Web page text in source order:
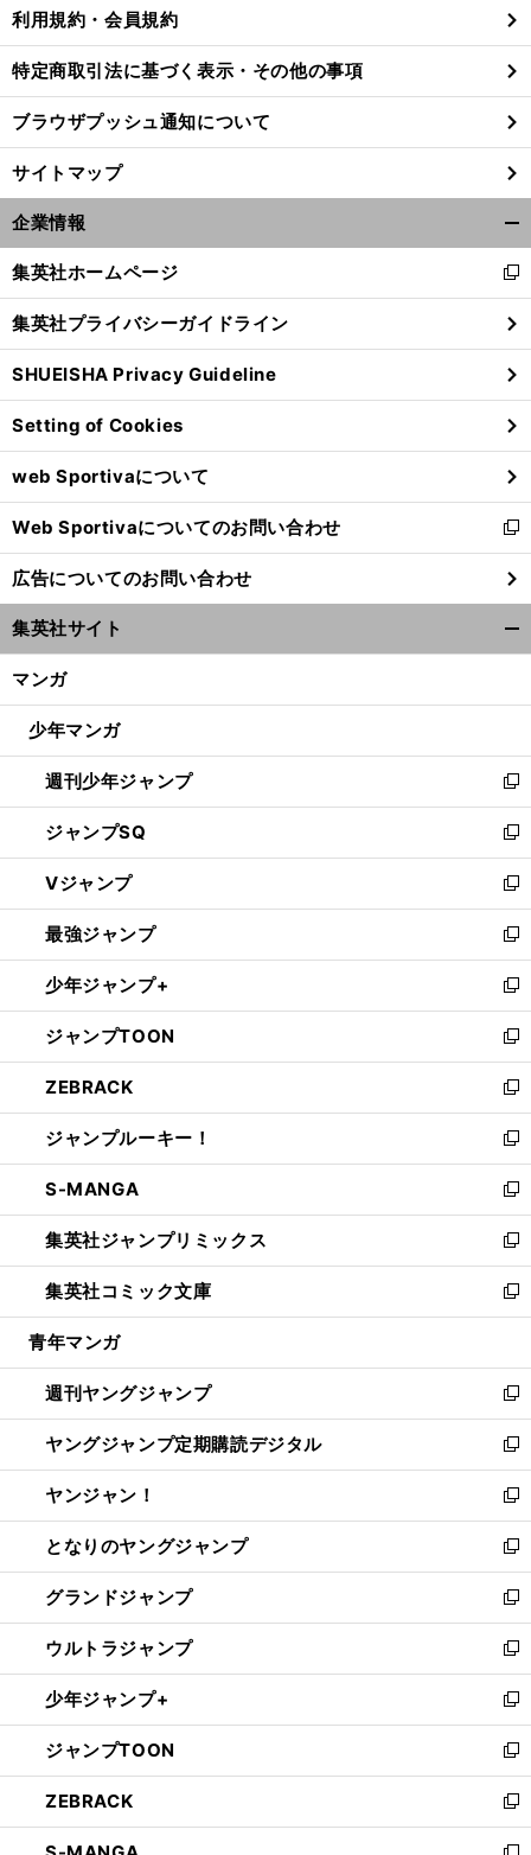
】
・ 1 5
、
へ
利用規約・会員規約
特定商取引法に基づく表示・その他の事項
ブラウザプッシュ通知について
サイトマップ
企業情報
閉
る
集英社ホームページ
新
し
い
ウ
ィ
ン
ド
ウ
で
開
く
集英社プライバシーガイドライン
SHUEISHA Privacy Guideline
Setting of Cookies
web Sportivaについて
Web Sportivaについてのお問い合わせ
新
し
い
ウ
ィ
ン
ウ
開
く
広告についてのお問い合わせ
集英社サイト
マンガ
少年マンガ
週刊少年ジャンプ
新
し
い
ウ
ィ
ン
ド
ウ
で
開
く
ジャンプSQ
新
し
い
ウ
ィ
ン
ド
ウ
で
開
く
Vジャンプ
新
し
い
ウ
ィ
ン
ド
ウ
で
開
く
最強ジャンプ
新
し
い
ウ
ィ
ン
ド
ウ
で
開
く
少年ジャンプ+
新
し
い
ウ
ィ
ン
ド
ウ
で
開
く
ジャンプTOON
新
し
い
ウ
ィ
ン
ド
ウ
で
開
く
ZEBRACK
新
し
い
ウ
ィ
ン
ド
ウ
で
開
ジャンプルーキー！
新
し
い
ウ
ィ
ン
ド
ウ
開
く
S-MANGA
新
し
い
ウ
ィ
ン
ウ
で
開
く
集英社ジャンプリミックス
新
し
い
ウ
ン
ド
ウ
で
開
く
集英社コミック文庫
新
し
ウ
ィ
ン
ド
ウ
で
開
く
青年マンガ
週刊ヤングジャンプ
新
し
い
ウ
ィ
ン
ド
ウ
で
開
く
ヤングジャンプ定期購読デジタル
新
し
い
ウ
ィ
ン
ド
ウ
で
開
く
ヤンジャン！
新
し
い
ウ
ィ
ン
ド
ウ
で
開
く
となりのヤングジャンプ
新
し
い
ウ
ィ
ン
ド
ウ
で
開
く
グランドジャンプ
新
し
い
ウ
ィ
ン
ド
ウ
で
開
ウルトラジャンプ
新
し
い
ウ
ィ
ン
ド
ウ
少年ジャンプ+
新
し
い
ウ
ィ
ン
ジャンプTOON
新
し
い
ウ
ZEBRACK
新
し